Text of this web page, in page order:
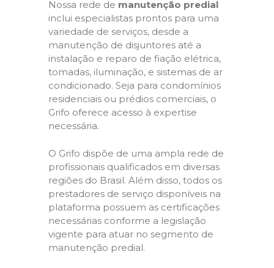
Nossa rede de manutenção predial
inclui especialistas prontos para uma
variedade de serviços, desde a
manutenção de disjuntores até a
instalação e reparo de fiação elétrica,
tomadas, iluminação, e sistemas de ar
condicionado. Seja para condomínios
residenciais ou prédios comerciais, o
Grifo oferece acesso à expertise
necessária.
O Grifo dispõe de uma ampla rede de
profissionais qualificados em diversas
regiões do Brasil. Além disso, todos os
prestadores de serviço disponíveis na
plataforma possuem as certificações
necessárias conforme a legislação
vigente para atuar no segmento de
manutenção predial.